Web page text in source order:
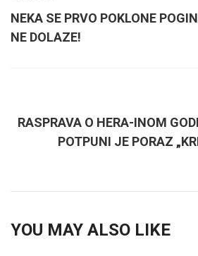
NEKA SE PRVO POKLONE
NE DOLAZE!
RASPRAVA O HERA-INOM
POTPUNI JE PORAZ
YOU MAY ALSO LIKE